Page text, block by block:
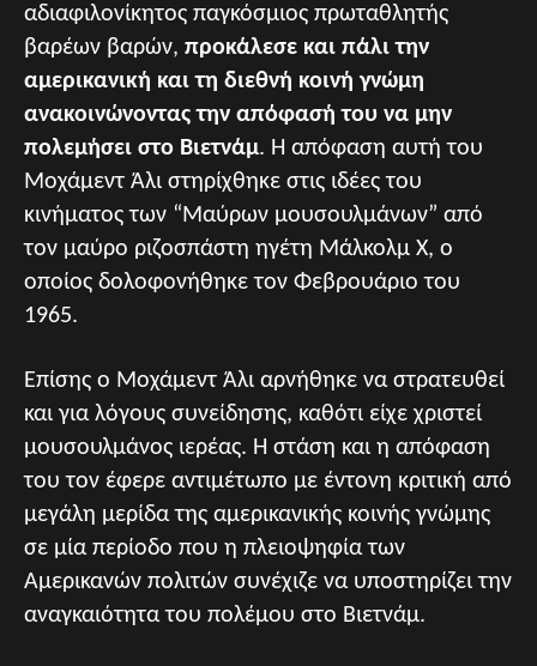
αδιαφιλονίκητος παγκόσμιος πρωταθλητής
βαρέων βαρών, προκάλεσε και πάλι την
αμερικανική και τη διεθνή κοινή γνώμη
ανακοινώνοντας την απόφασή του να μην
πολεμήσει στο Βιετνάμ. Η απόφαση αυτή του
Μοχάμεντ Άλι στηρίχθηκε στις ιδέες του
κινήματος των “Μαύρων μουσουλμάνων” από
τον μαύρο ριζοσπάστη ηγέτη Μάλκολμ Χ, ο
οποίος δολοφονήθηκε τον Φεβρουάριο του
1965.
Επίσης ο Μοχάμεντ Άλι αρνήθηκε να στρατευθεί
και για λόγους συνείδησης, καθότι είχε χριστεί
μουσουλμάνος ιερέας. Η στάση και η απόφαση
του τον έφερε αντιμέτωπο με έντονη κριτική από
μεγάλη μερίδα της αμερικανικής κοινής γνώμης
σε μία περίοδο που η πλειοψηφία των
Αμερικανών πολιτών συνέχιζε να υποστηρίζει την
αναγκαιότητα του πολέμου στο Βιετνάμ.